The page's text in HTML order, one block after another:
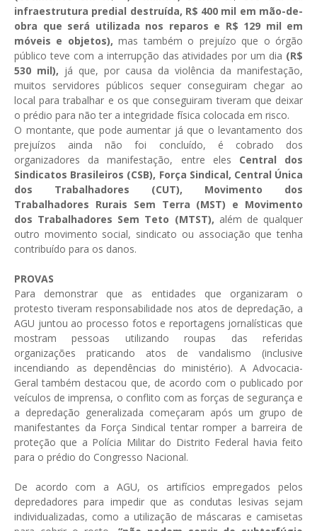
infraestrutura predial destruída, R$ 400 mil em mão-de-
obra que será utilizada nos reparos e R$ 129 mil em
móveis e objetos), mas também o prejuízo que o órgão
público teve com a interrupção das atividades por um dia (R$
530 mil), já que, por causa da violência da manifestação,
muitos servidores públicos sequer conseguiram chegar ao
local para trabalhar e os que conseguiram tiveram que deixar
o prédio para não ter a integridade física colocada em risco.
O montante, que pode aumentar já que o levantamento dos
prejuízos ainda não foi concluído, é cobrado dos
organizadores da manifestação, entre eles Central dos
Sindicatos Brasileiros (CSB), Força Sindical, Central Única
dos Trabalhadores (CUT), Movimento dos
Trabalhadores Rurais Sem Terra (MST) e Movimento
dos Trabalhadores Sem Teto (MTST), além de qualquer
outro movimento social, sindicato ou associação que tenha
contribuído para os danos.
PROVAS
Para demonstrar que as entidades que organizaram o
protesto tiveram responsabilidade nos atos de depredação, a
AGU juntou ao processo fotos e reportagens jornalísticas que
mostram pessoas utilizando roupas das referidas
organizações praticando atos de vandalismo (inclusive
incendiando as dependências do ministério). A Advocacia-
Geral também destacou que, de acordo com o publicado por
veículos de imprensa, o conflito com as forças de segurança e
a depredação generalizada começaram após um grupo de
manifestantes da Força Sindical tentar romper a barreira de
proteção que a Polícia Militar do Distrito Federal havia feito
para o prédio do Congresso Nacional.
De acordo com a AGU, os artifícios empregados pelos
depredadores para impedir que as condutas lesivas sejam
individualizadas, como a utilização de máscaras e camisetas